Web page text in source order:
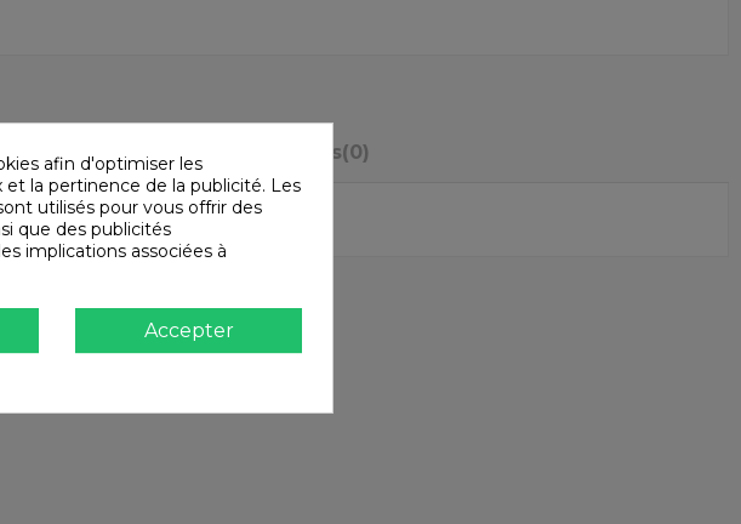
et remboursements Avis(0)
afin d'optimiser les
la pertinence de la publicité. Les
utilisés pour vous offrir des
que des publicités
implications associées à
Accepter